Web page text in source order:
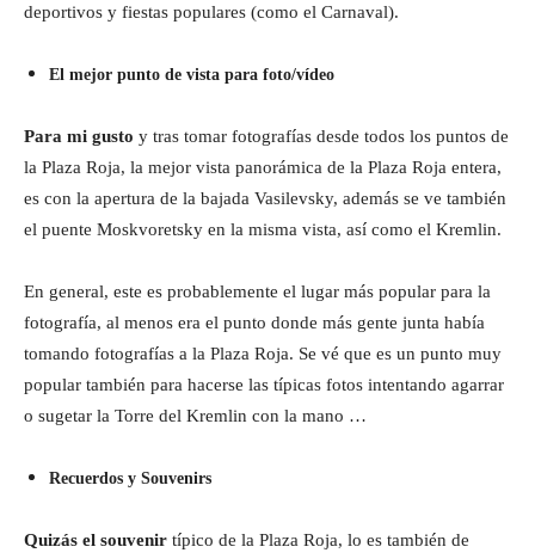
deportivos y fiestas populares (como el Carnaval).
El mejor punto de vista para foto/vídeo
Para mi gusto y tras tomar fotografías desde todos los puntos de
la Plaza Roja, la mejor vista panorámica de la Plaza Roja entera,
es con la apertura de la bajada Vasilevsky, además se ve también
el puente Moskvoretsky en la misma vista, así como el Kremlin.
En general, este es probablemente el lugar más popular para la
fotografía, al menos era el punto donde más gente junta había
tomando fotografías a la Plaza Roja. Se vé que es un punto muy
popular también para hacerse las típicas fotos intentando agarrar
o sugetar la Torre del Kremlin con la mano …
Recuerdos y Souvenirs
Quizás el souvenir típico de la Plaza Roja, lo es también de